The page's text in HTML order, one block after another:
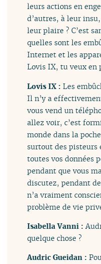
leurs actions en
d’autres, à leur
leur plaire ? C’est
quelles sont les
Internet et les
Lovis IX, tu veux en
Lovis IX :Les
Il n’y a
vous vend un
allez voir, c’est
monde dans la
surtout des pisteurs
toutes vos données
pendant que vous
discutez, pendant
n’a vraiment
problème de vie
Isabella Vanni :
quelque chose ?
Audric Gueidan :